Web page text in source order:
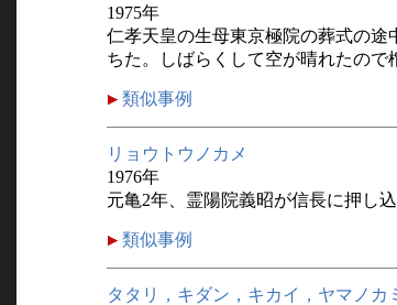
1975年
仁孝天皇の生母東京極院の葬式の
ちた。しばらくして空が晴れたので
類似事例
リョウトウノカメ
1976年
元亀2年、霊陽院義昭が信長に押し
類似事例
タタリ，キダン，キカイ，ヤマノカ